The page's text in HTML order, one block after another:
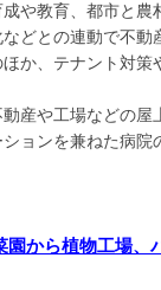
や教育、都市と農
どとの連動で不
か、テナント対
産や工場などの
ョンを兼ねた病
から植物工場、